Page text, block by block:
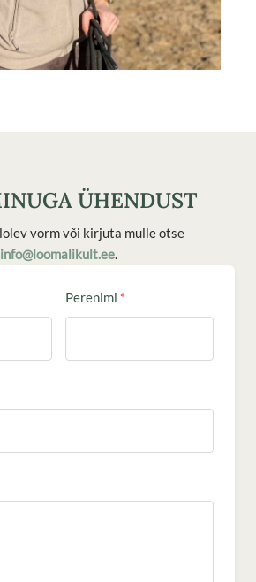
ÜHENDUST
vorm või kirjuta mulle otse
info@loomalikult.ee.
Perenimi